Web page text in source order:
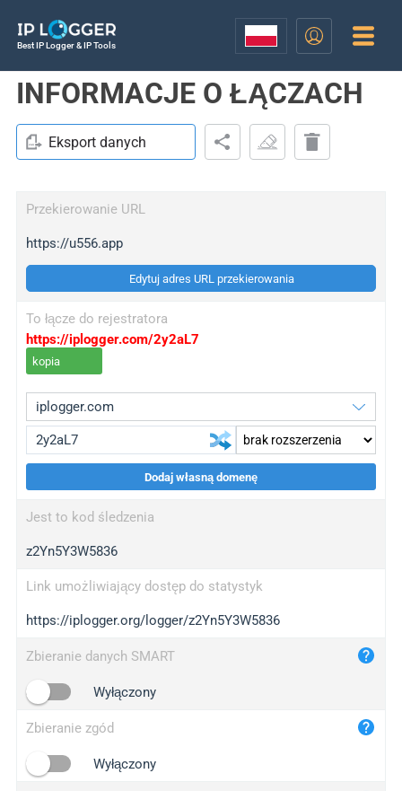
Best IP Logger & IP Tools
INFORMACJE O ŁĄCZACH
Eksport danych
Przekierowanie URL
https://u556.app
Edytuj adres URL przekierowania
To łącze do rejestratora
https://iplogger.com/2y2aL7
kopia
wl.gl
ed.tc
iplogger.com
maper.info
2no.co
yip.su
iplogger.info
Dodaj własną domenę
Jest to kod śledzenia
z2Yn5Y3W5836
Link umożliwiający dostęp do statystyk
https://iplogger.org/logger/z2Yn5Y3W5836
Zbieranie danych SMART
Wyłączony
Zbieranie zgód
Wyłączony